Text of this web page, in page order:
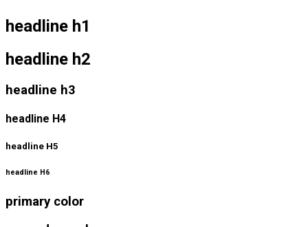
headline h1
headline h2
headline h3
headline H4
headline H5
headline H6
primary color